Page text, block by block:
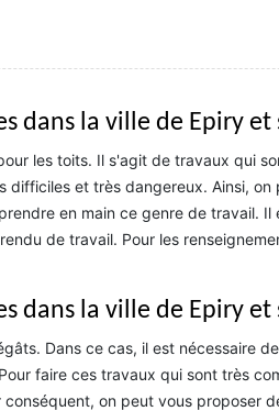
dans la ville de Epiry et
les toits. Il s'agit de travaux qui
difficiles et très dangereux. Ainsi,
en main ce genre de travail. Il
de travail. Pour les
dans la ville de Epiry et
Dans ce cas, il est nécessaire
faire ces travaux qui sont très
on peut vous proposer